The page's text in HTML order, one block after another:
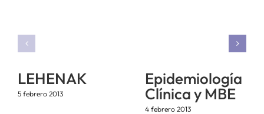
LEHENAK
5 febrero 2013
Epidemiología
Clínica y MBE
4 febrero 2013